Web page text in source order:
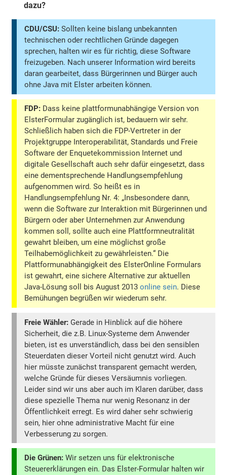
dazu?
CDU/CSU: Sollten keine bislang unbekannten
technischen oder rechtlichen Gründe dagegen
sprechen, halten wir es für richtig, diese Software
freizugeben. Nach unserer Information wird bereits
daran gearbeitet, dass Bürgerinnen und Bürger auch
ohne Java mit Elster arbeiten können.
FDP: Dass keine plattformunabhängige Version von
ElsterFormular zugänglich ist, bedauern wir sehr.
Schließlich haben sich die FDP-Vertreter in der
Projektgruppe Interoperabilität, Standards und Freie
Software der Enquetekommission Internet und
digitale Gesellschaft auch sehr dafür eingesetzt, dass
eine dementsprechende Handlungsempfehlung
aufgenommen wird. So heißt es in
Handlungsempfehlung Nr. 4: „Insbesondere dann,
wenn die Software zur Interaktion mit Bürgerinnen und
Bürgern oder aber Unternehmen zur Anwendung
kommen soll, sollte auch eine Plattformneutralität
gewahrt bleiben, um eine möglichst große
Teilhabemöglichkeit zu gewährleisten.“ Die
Plattformunabhängigkeit des ElsterOnline Formulars
ist gewahrt, eine sichere Alternative zur aktuellen
Java-Lösung soll bis August 2013online sein. Diese
Bemühungen begrüßen wir wiederum sehr.
Freie Wähler: Gerade in Hinblick auf die höhere
Sicherheit, die z.B. Linux-Systeme dem Anwender
bieten, ist es unverständlich, dass bei den sensiblen
Steuerdaten dieser Vorteil nicht genutzt wird. Auch
hier müsste zunächst transparent gemacht werden,
welche Gründe für dieses Versäumnis vorliegen.
Leider sind wir uns aber auch im Klaren darüber, dass
diese spezielle Thema nur wenig Resonanz in der
Öffentlichkeit erregt. Es wird daher sehr schwierig
sein, hier ohne administrative Macht für eine
Verbesserung zu sorgen.
Die Grünen: Wir setzen uns für elektronische
Steuererklärungen ein. Das Elster-Formular halten wir